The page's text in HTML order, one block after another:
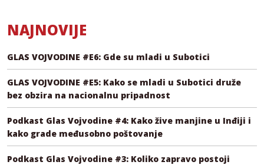
NAJNOVIJE
GLAS VOJVODINE #E6: Gde su mladi u Subotici
GLAS VOJVODINE #E5: Kako se mladi u Subotici druže
bez obzira na nacionalnu pripadnost
Podkast Glas Vojvodine #4: Kako žive manjine u Inđiji i
kako grade međusobno poštovanje
Podkast Glas Vojvodine #3: Koliko zapravo postoji